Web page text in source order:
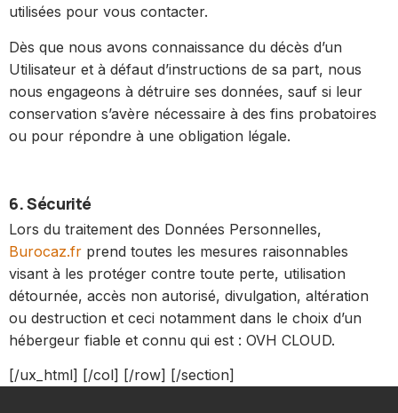
utilisées pour vous contacter.
Dès que nous avons connaissance du décès d’un
Utilisateur et à défaut d’instructions de sa part, nous
nous engageons à détruire ses données, sauf si leur
conservation s’avère nécessaire à des fins probatoires
ou pour répondre à une obligation légale.
6. Sécurité
Lors du traitement des Données Personnelles,
Burocaz.fr prend toutes les mesures raisonnables
visant à les protéger contre toute perte, utilisation
détournée, accès non autorisé, divulgation, altération
ou destruction et ceci notamment dans le choix d’un
hébergeur fiable et connu qui est : OVH CLOUD.
[/ux_html] [/col] [/row] [/section]